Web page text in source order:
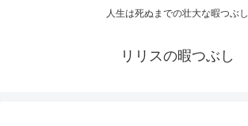
人生は死ぬまでの壮大な暇つぶし
リリスの暇つぶし